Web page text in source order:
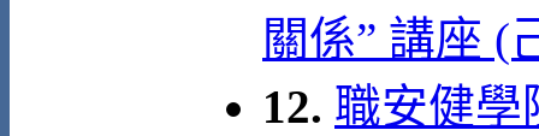
關係” 講座 (
12. 職安健學